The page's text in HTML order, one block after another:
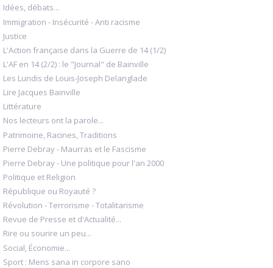
Idées, débats...
Immigration - Insécurité - Anti racisme
Justice
L'Action française dans la Guerre de 14 (1/2)
L'AF en 14 (2/2) : le "Journal" de Bainville
Les Lundis de Louis-Joseph Delanglade
Lire Jacques Bainville
Littérature
Nos lecteurs ont la parole...
Patrimoine, Racines, Traditions
Pierre Debray - Maurras et le Fascisme
Pierre Debray - Une politique pour l'an 2000
Politique et Religion
République ou Royauté ?
Révolution - Terrorisme - Totalitarisme
Revue de Presse et d'Actualité...
Rire ou sourire un peu...
Social, Économie...
Sport : Mens sana in corpore sano